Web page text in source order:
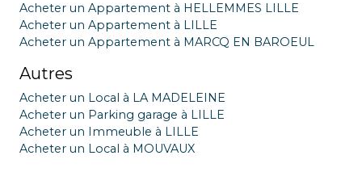
Acheter un Appartement à HELLEMMES LILLE
Acheter un Appartement à LILLE
Acheter un Appartement à MARCQ EN BAROEUL
Autres
Acheter un Local à LA MADELEINE
Acheter un Parking garage à LILLE
Acheter un Immeuble à LILLE
Acheter un Local à MOUVAUX